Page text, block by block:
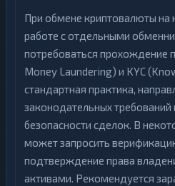
При обмене криптовалюты на
работе с отдельными
потребоваться прохождение
Money Laundering) и KYC
стандартная практика,
законодательных требований
безопасности сделок. В
может запросить
подтверждение права
активами. Рекомендуется